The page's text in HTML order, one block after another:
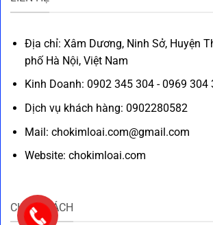
Địa chỉ: Xâm Dương, Ninh Sở, Huyện
phố Hà Nội, Việt Nam
Kinh Doanh: 0902 345 304 - 0969 304
Dịch vụ khách hàng: 0902280582
Mail: chokimloai.com@gmail.com
Website: chokimloai.com
CHÍNH SÁCH